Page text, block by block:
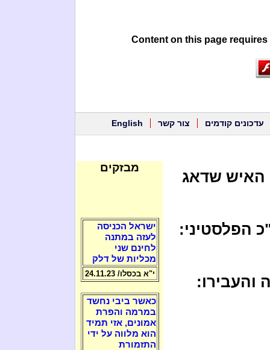
Content on this page
עדכונים קודמים צור קשר English
האיש שדאג
הפלסטיני:
והעבירו:
מבזקים
ישראל הכניסה
לעזה במתנה
לחינם שני
מכליות של דלק
י"א בכסלו/ 24.11.23
כאשר ביבי נחשד
במרמה והפרת
אמונים, אזי תמיד
הוא מלווה על ידי
התזמורת